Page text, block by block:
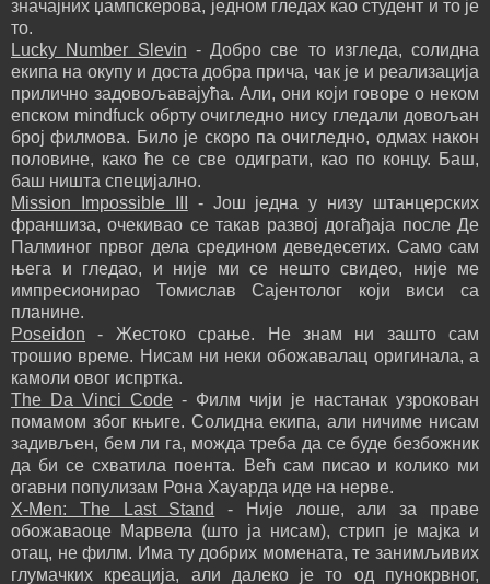
значајних џампскерова, једном гледах као студент и то је
то.
Lucky Number Slevin - Добро све то изгледа, солидна
екипа на окупу и доста добра прича, чак је и реализација
прилично задовољавајућа. Али, они који говоре о неком
епском mindfuck обрту очигледно нису гледали довољан
број филмова. Било је скоро па очигледно, одмах након
половине, како ће се све одиграти, као по концу. Баш,
баш ништа специјално.
Mission Impossible III
- Још једна у низу штанцерских
франшиза, очекивао се такав развој догађаја после Де
Палминог првог дела средином деведесетих. Само сам
њега и гледао, и није ми се нешто свидео, није ме
импресионирао Томислав Сајентолог који виси са
планине.
Poseidon - Жестоко срање. Не знам ни зашто сам
трошио време. Нисам ни неки обожавалац оригинала, а
камоли овог испртка.
The Da Vinci Code - Филм чији је настанак узрокован
помамом због књиге. Солидна екипа, али ничиме нисам
задивљен, бем ли га, можда треба да се буде безбожник
да би се схватила поента. Већ сам писао и колико ми
огавни популизам Рона Хауарда иде на нерве.
X-Men: The Last Stand
- Није лоше, али за праве
обожаваоце Марвела (што ја нисам), стрип је мајка и
отац, не филм. Има ту добрих момената, те занимљивих
глумачких креација, али далеко је то од пунокрвног,